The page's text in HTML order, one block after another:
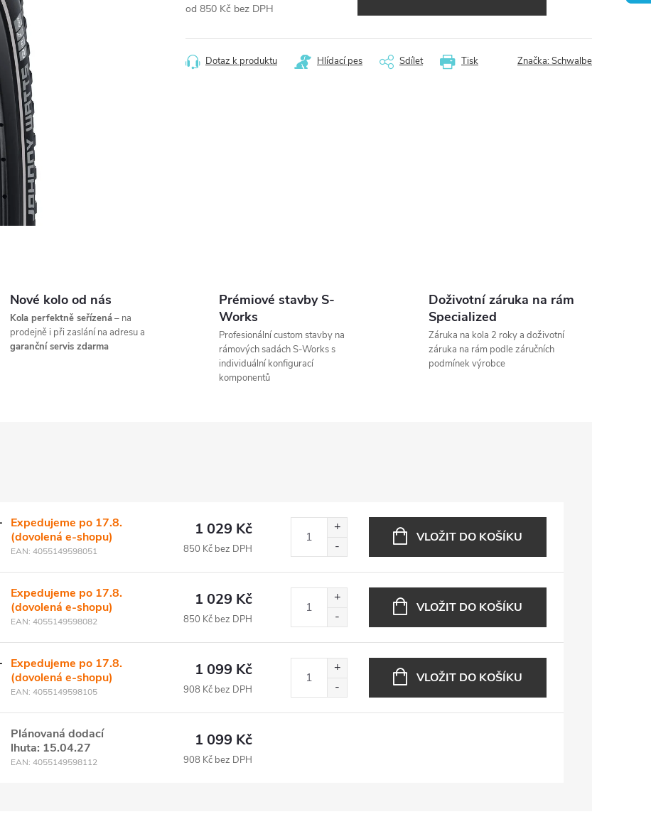
od 850 Kč bez DPH
cena:
Tisk
Dotaz k produktu Hlídací pes Sdílet Značka:Schwalbe
Nové kolo od nás
Kola perfektně seřízená– na
prodejně i při zaslání na adresu a
garanční servis zdarma
Prémiové stavby S-
Works
Profesionální custom stavby na
rámových sadách S-Works s
individuální konfigurací
komponentů
Doživotní záruka na rám
Specialized
Záruka na kola 2 roky a doživotní
záruka na rám podle záručních
podmínek výrobce
Expedujeme po 17.8.
(dovolená e-shopu)
EAN: 4055149598051
1 029 Kč
850 Kč bez DPH
VLOŽIT DO KOŠÍKU
Expedujeme po 17.8.
(dovolená e-shopu)
EAN: 4055149598082
1 029 Kč
850 Kč bez DPH
VLOŽIT DO KOŠÍKU
Expedujeme po 17.8.
(dovolená e-shopu)
EAN: 4055149598105
1 099 Kč
908 Kč bez DPH
VLOŽIT DO KOŠÍKU
Plánovaná dodací
lhuta: 15.04.27
EAN: 4055149598112
1 099 Kč
908 Kč bez DPH